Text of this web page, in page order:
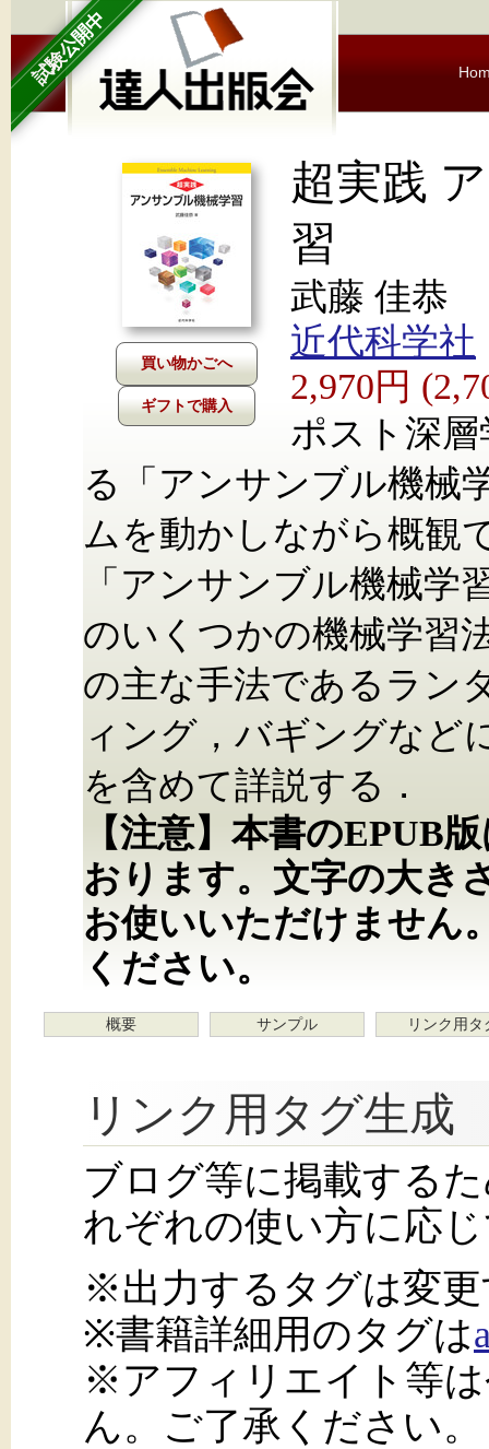
試験公開中
ギフトで購入
超実践
習
武藤 佳恭
近代科学社
2,970円
ポスト深
る「アンサンブル機械
ムを動かしながら概観
「アンサンブル機械学
のいくつかの機械学習
の主な手法であるラン
ィング，バギングなど
を含めて詳説する．
【注意】本書のEPUB
おります。文字の大き
お使いいただけません
ください。
概要 サンプル リンク用タ
リンク用タグ生成
ブログ等に掲載する
れぞれの使い方に応
※出力するタグは変
※書籍詳細用のタグは
※アフィリエイト等
ん。ご了承ください。